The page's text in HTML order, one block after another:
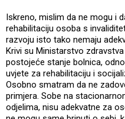
Iskreno, mislim da ne mogu i
rehabilitaciju osoba s
razvoju isto tako nemaju
Krivi su Ministarstvo
postojeće stanje bolnica,
uvjete za rehabilitaciju i
Osobno smatram da ne
primjera. Sobe na
odjelima, nisu adekvatne za